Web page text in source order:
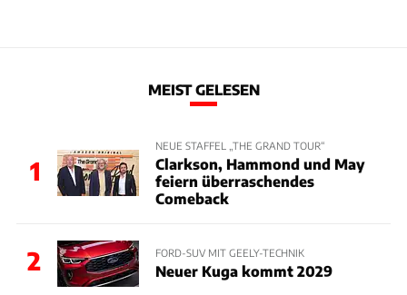
MEIST GELESEN
1
NEUE STAFFEL „THE GRAND TOUR“
Clarkson, Hammond und May
feiern überraschendes
Comeback
2 FORD-SUV MIT GEELY-TECHNIK
Neuer Kuga kommt 2029